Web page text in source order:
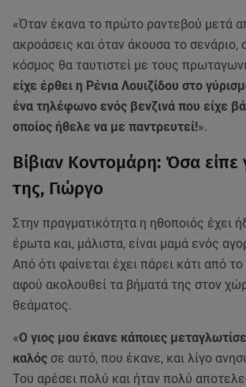
«Όταν έκανα το πρώτο ραντεβού μετά
ακροάσεις και όταν άκουσα το σενάριο,
κόσμος θα ταυτιστεί με τους
είχε έρθει η Ρένια Λουιζίδου στο
ένα τηλέφωνο ενός βενζινά που είχε
οποίος ήθελε να με παντρευτεί!».
Βίβιαν Κοντομάρη: Όσα είπε
της, Γιώργο
Στην πραγματικότητα η ηθοποιός έχει
έρωτα και, μάλιστα, είναι μαμά ενός
Από ότι φαίνεται έχει πάρει κάτι από
αφού ακολουθεί τα βήματά της στον
θεάματος.
«O γιος μου έκανε κάποιες
καλός σε αυτό, που έκανε, και λίγο
Του αρέσει πολύ και ήταν πολύ